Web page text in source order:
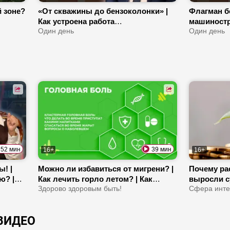
зоне?
«От скважины до бензоколонки» |
Как устроена работа
«Белоруснефти»? | Про товар-
Один день
Флагман
Один день
52 мин
|
|
16+ 39 мин
Можно ли избавиться от мигрени? |
Как лечить горло летом? | Как
цитрусовые влияют на зубы?
Здорово здоровым быть!
16+
Почему
выросли
Льготы
Сфера